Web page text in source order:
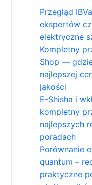
Przegląd
ekspertów
elektryczne
Kompletny
Shop —
najlepszej
jakości
E-Shisha i
kompletny
najlepszych
poradach
Porównanie
quantum –
praktyczne